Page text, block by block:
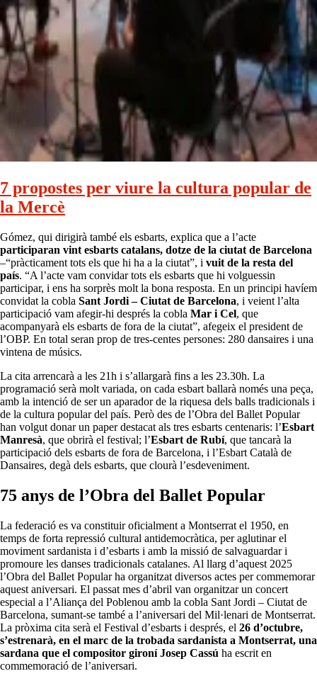
7 propostes per viure la cultura popular de
la Mercè
Gómez, qui dirigirà també els esbarts, explica que a l’acte
participaran vint esbarts catalans, dotze de la ciutat de Barcelona
–“pràcticament tots els que hi ha a la ciutat”, i vuit de la resta del
país. “A l’acte vam convidar tots els esbarts que hi volguessin
participar, i ens ha sorprès molt la bona resposta. En un principi havíem
convidat la cobla Sant Jordi – Ciutat de Barcelona, i veient l’alta
participació vam afegir-hi després la cobla Mar i Cel, que
acompanyarà els esbarts de fora de la ciutat”, afegeix el president de
l’OBP. En total seran prop de tres-centes persones: 280 dansaires i una
vintena de músics.
La cita arrencarà a les 21h i s’allargarà fins a les 23.30h. La
programació serà molt variada, on cada esbart ballarà només una peça,
amb la intenció de ser un aparador de la riquesa dels balls tradicionals i
de la cultura popular del país. Però des de l’Obra del Ballet Popular
han volgut donar un paper destacat als tres esbarts centenaris: l’Esbart
Manresà, que obrirà el festival; l’Esbart de Rubí, que tancarà la
participació dels esbarts de fora de Barcelona, i l’Esbart Català de
Dansaires, degà dels esbarts, que clourà l’esdeveniment.
75 anys de l’Obra del Ballet Popular
La federació es va constituir oficialment a Montserrat el 1950, en
temps de forta repressió cultural antidemocràtica, per aglutinar el
moviment sardanista i d’esbarts i amb la missió de salvaguardar i
promoure les danses tradicionals catalanes. Al llarg d’aquest 2025
l’Obra del Ballet Popular ha organitzat diversos actes per commemorar
aquest aniversari. El passat mes d’abril van organitzar un concert
especial a l’Aliança del Poblenou amb la cobla Sant Jordi – Ciutat de
Barcelona, sumant-se també a l’aniversari del Mil·lenari de Montserrat.
La pròxima cita serà el Festival d’esbarts i després, el 26 d’octubre,
s’estrenarà, en el marc de la trobada sardanista a Montserrat, una
sardana que el compositor gironí Josep Cassú ha escrit en
commemoració de l’aniversari.